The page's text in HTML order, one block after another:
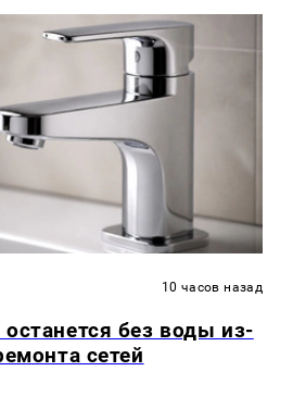
10 часов назад
без воды из-
сетей